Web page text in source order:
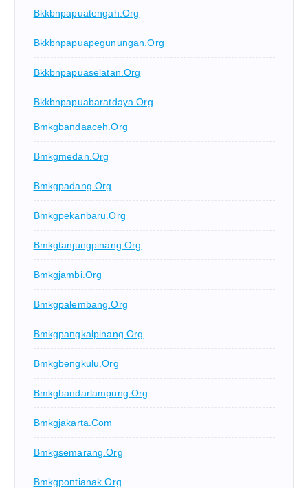
Bkkbnpapuatengah.org
Bkkbnpapuapegunungan.org
Bkkbnpapuaselatan.org
Bkkbnpapuabaratdaya.org
Bmkgbandaaceh.org
Bmkgmedan.org
Bmkgpadang.org
Bmkgpekanbaru.org
Bmkgtanjungpinang.org
Bmkgjambi.org
Bmkgpalembang.org
Bmkgpangkalpinang.org
Bmkgbengkulu.org
Bmkgbandarlampung.org
Bmkgjakarta.com
Bmkgsemarang.org
Bmkgpontianak.org